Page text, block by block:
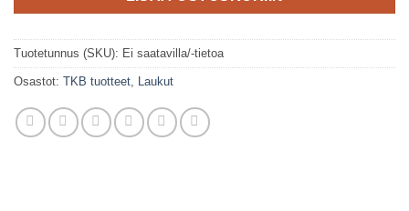
Tuotetunnus (SKU): Ei saatavilla/-tietoa
Osastot: TKB tuotteet, Laukut